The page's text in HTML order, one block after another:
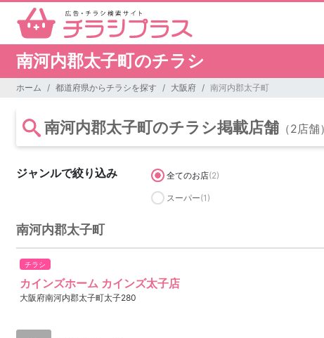
南河内郡太子町のチラシ
ホーム 都道府県からチラシを探す 大阪府 南河内郡太子町
南河内郡太子町のチラシ掲載店舗 （2店舗）
ジャンルで絞り込み 全てのお店(2)
スーパー(1)
南河内郡太子町
チラシ
カインズホーム カインズ太子店
大阪府南河内郡太子町太子280